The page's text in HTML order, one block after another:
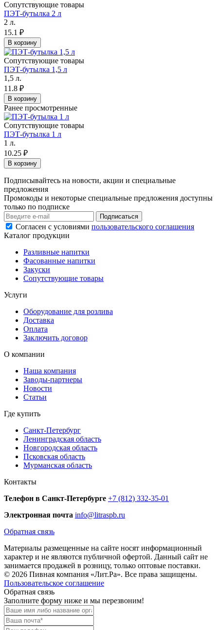
Сопутствующие товары
ПЭТ-бутылка 2 л
2 л.
15.1 ₽
В корзину
Сопутствующие товары
ПЭТ-бутылка 1,5 л
1,5 л.
11.8 ₽
В корзину
Ранее просмотренные
Сопутствующие товары
ПЭТ-бутылка 1 л
1 л.
10.25 ₽
В корзину
Подписывайтесь на новости, акции и специальные
предложения
Промокоды и некоторые специальные предложения доступны
только по подписке
Подписаться
Согласен с условиями пользовательского соглашения
Каталог продукции
Разливные напитки
Фасованные напитки
Закуски
Сопутствующие товары
Услуги
Оборудование для розлива
Доставка
Оплата
Заключить договор
О компании
Наша компания
Заводы-партнеры
Новости
Статьи
Где купить
Санкт-Петербург
Ленинградская область
Новгородская область
Псковская область
Мурманская область
Контакты
Телефон в Санкт-Петербурге +7 (812) 332-35-01
Электронная почта info@litraspb.ru
Обратная связь
Материалы размещенные на сайте носят информационный
характер и не являются публичной офертой. Данный сайт не
занимается продажей в розницу, только оптовые поставки.
© 2026 Пивная компания «Лит.Ра». Все права защищены.
Пользовательское соглашение
Обратная связь
Заполните форму ниже и мы перезвоним!